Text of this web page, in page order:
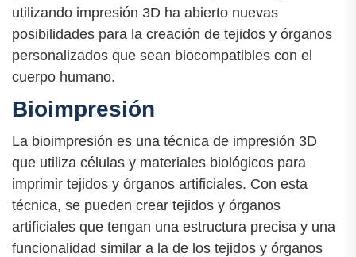
utilizando impresión 3D ha abierto nuevas
posibilidades para la creación de tejidos y órganos
personalizados que sean biocompatibles con el
cuerpo humano.
Bioimpresión
La bioimpresión es una técnica de impresión 3D
que utiliza células y materiales biológicos para
imprimir tejidos y órganos artificiales. Con esta
técnica, se pueden crear tejidos y órganos
artificiales que tengan una estructura precisa y una
funcionalidad similar a la de los tejidos y órganos